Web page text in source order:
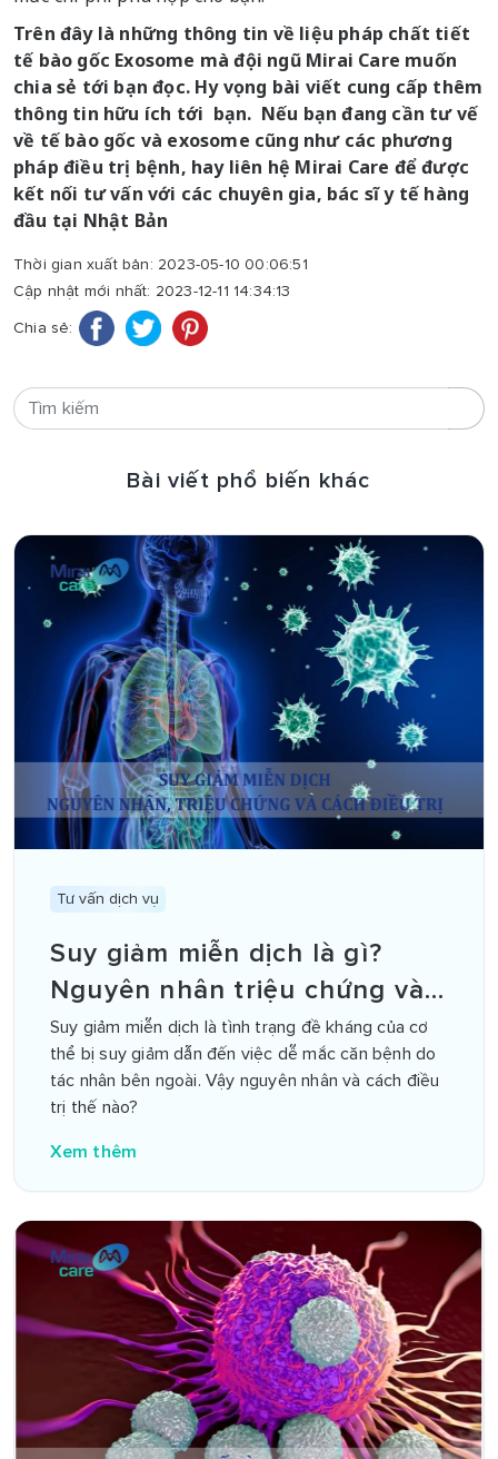
Trên đây là những thông tin về liệu pháp chất tiết
tế bào gốc Exosome mà đội ngũ Mirai Care muốn
chia sẻ tới bạn đọc. Hy vọng bài viết cung cấp thêm
thông tin hữu ích tới bạn. Nếu bạn đang cần tư vế
về tế bào gốc và exosome cũng như các phương
pháp điều trị bệnh, hay liên hệ Mirai Care để được
kết nối tư vấn với các chuyên gia, bác sĩ y tế hàng
đầu tại Nhật Bản
Thời gian xuất bản: 2023-05-10 00:06:51
Cập nhật mới nhất: 2023-12-11 14:34:13
Chia sẻ:
Bài viết phổ biến khác
Tư vấn dịch vụ
Suy giảm miễn dịch là gì?
Nguyên nhân triệu chứng và
cách điều trị
Suy giảm miễn dịch là tình trạng đề kháng của cơ
thể bị suy giảm dẫn đến việc dễ mắc căn bệnh do
tác nhân bên ngoài. Vậy nguyên nhân và cách điều
trị thế nào?
Xem thêm